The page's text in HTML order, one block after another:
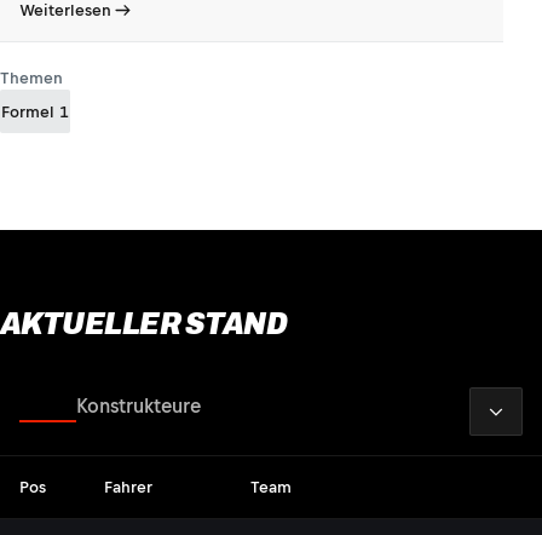
Weiterlesen
Themen
Formel 1
AKTUELLER STAND
Konstrukteure
Pos Fahrer Team